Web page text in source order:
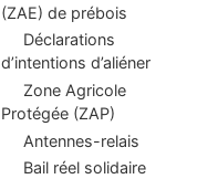
(ZAE) de prébois
Déclarations
d’intentions d’aliéner
Zone Agricole
Protégée (ZAP)
Antennes-relais
Bail réel solidaire